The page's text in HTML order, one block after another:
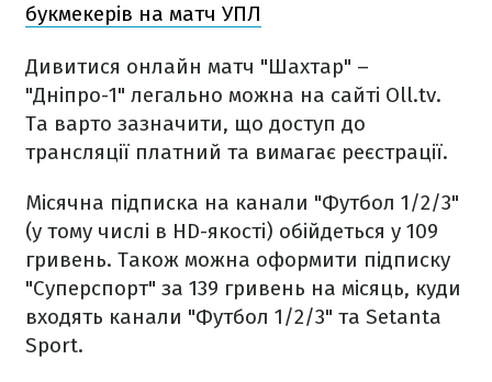
букмекерів на матч УПЛ
Дивитися онлайн матч "Шахтар" –
"Дніпро-1" легально можна на сайті Oll.tv.
Та варто зазначити, що доступ до
трансляції платний та вимагає реєстрації.
Місячна підписка на канали "Футбол 1/2/3"
(у тому числі в HD-якості) обійдеться у 109
гривень. Також можна оформити підписку
"Суперспорт" за 139 гривень на місяць, куди
входять канали "Футбол 1/2/3" та Setanta
Sport.